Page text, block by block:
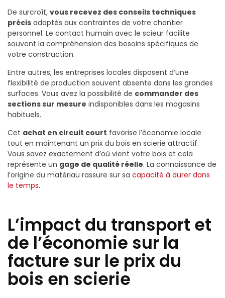
De surcroît, vous recevez des conseils techniques
précis adaptés aux contraintes de votre chantier
personnel. Le contact humain avec le scieur facilite
souvent la compréhension des besoins spécifiques de
votre construction.
Entre autres, les entreprises locales disposent d’une
flexibilité de production souvent absente dans les grandes
surfaces. Vous avez la possibilité de commander des
sections sur mesure indisponibles dans les magasins
habituels.
Cet achat en circuit court favorise l’économie locale
tout en maintenant un prix du bois en scierie attractif.
Vous savez exactement d’où vient votre bois et cela
représente un gage de qualité réelle. La connaissance de
l’origine du matériau rassure sur sa capacité à durer dans
le temps.
L’impact du transport et
de l’économie sur la
facture sur le prix du
bois en scierie